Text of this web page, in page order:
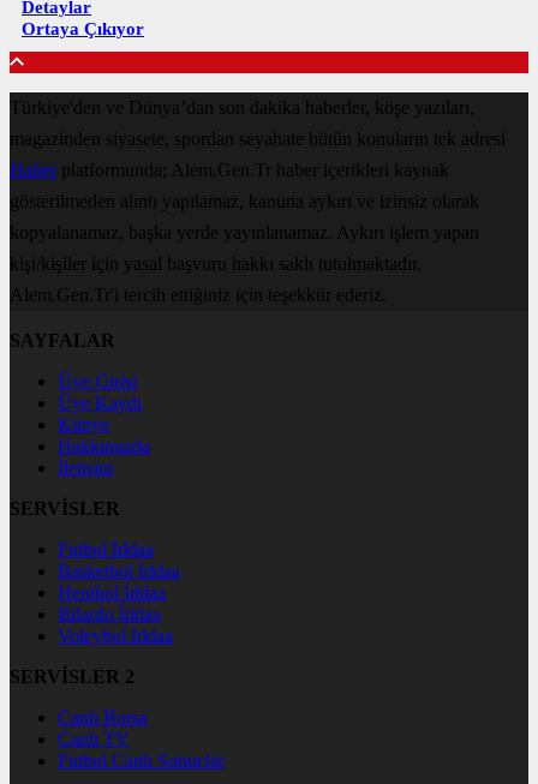
Detaylar
Ortaya Çıkıyor
Türkiye'den ve Dünya’dan son dakika haberler, köşe yazıları,
magazinden siyasete, spordan seyahate bütün konuların tek adresi
Haberplatformunda; Alem.Gen.Tr haber içerikleri kaynak
gösterilmeden alıntı yapılamaz, kanuna aykırı ve izinsiz olarak
kopyalanamaz, başka yerde yayınlanamaz. Aykırı işlem yapan
kişi/kişiler için yasal başvuru hakkı saklı tutulmaktadır.
Alem.Gen.Tr'i tercih ettiğiniz için teşekkür ederiz.
SAYFALAR
Üye Girişi
Üye Kaydı
Künye
Hakkımızda
İletişim
SERVİSLER
Futbol İddaa
Basketbol İddaa
Hentbol İddaa
Bilardo İddaa
Voleybol İddaa
SERVİSLER 2
Canlı Borsa
Canlı TV
Futbol Canlı Sonuçlar